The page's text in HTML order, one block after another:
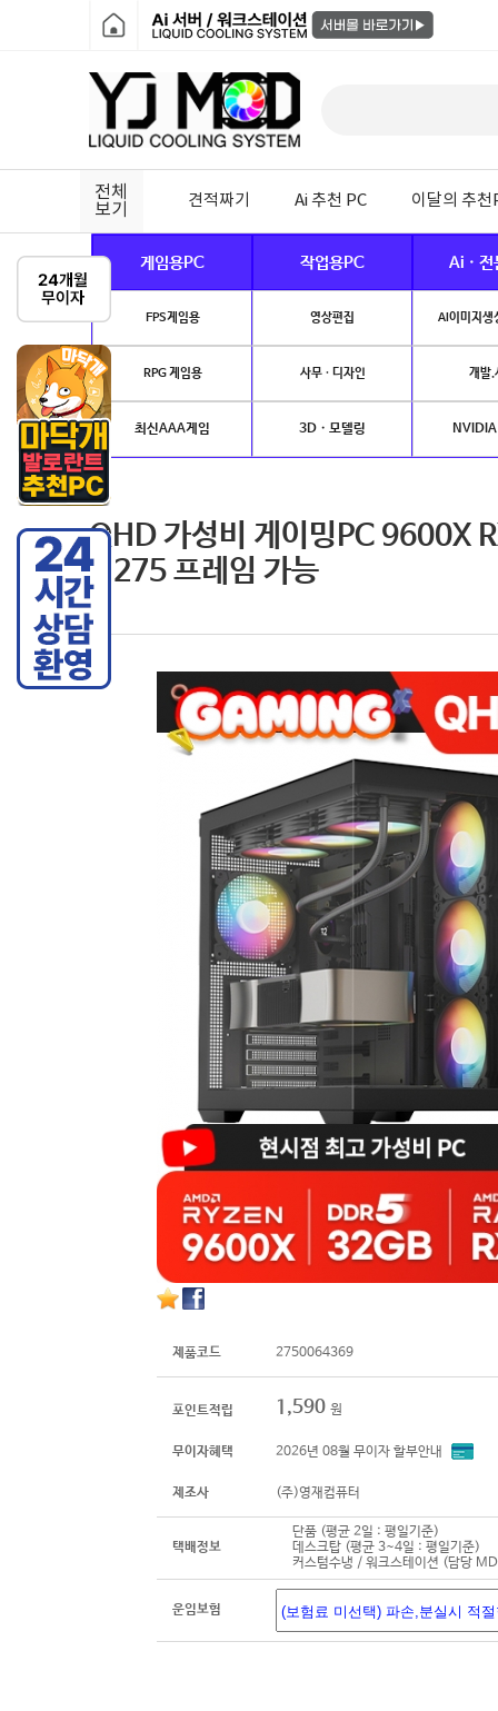
전체
보기
견적짜기 Ai 추천 PC 이달의 추천
게임용PC 작업용PC Ai · 전
FPS게임용 영상편집 AI이미지생
RPG 게임용 사무 · 디자인 개발.
최신AAA게임 3D · 모델링
QHD 가성비 게이밍PC 9600X
2 275 프레임 가능
제품코드 2750064369
포인트적립 1,590 원
무이자혜택 2026년 08월 무이자 할부안내
제조사 (주)영재컴퓨터
택배정보
단품 (평균 2일 : 평일기준)
데스크탑 (평균 3~4일 : 평일기준)
커스텀수냉 / 워크스테이션 (담당
운임보험